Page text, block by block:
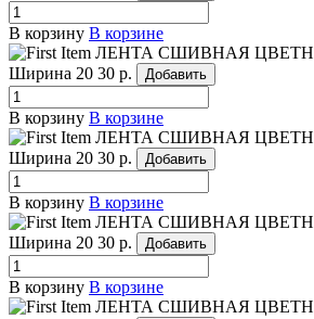
В корзину В корзине
ЛЕНТА СШИВНАЯ
Ширина 20 30 р. Добавить
В корзину В корзине
ЛЕНТА СШИВНАЯ
Ширина 20 30 р. Добавить
В корзину В корзине
ЛЕНТА СШИВНАЯ
Ширина 20 30 р. Добавить
В корзину В корзине
ЛЕНТА СШИВНАЯ